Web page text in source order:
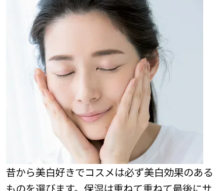
昔から美白好きでコスメは必ず美白効果のある